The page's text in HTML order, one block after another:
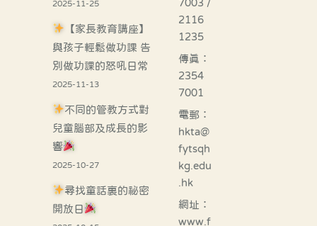
2025-11-25
【家長教育講座】
與孩子輕鬆做功課 告
別做功課的怒吼日常
2025-11-13
不同的管教方式對
兒童腦部及成長的影
響
2025-10-27
尋找童話裏的祕密
開放日
7003 /
2116
1235
傳真：
2354
7001
電郵：
hkta@
fytsqh
kg.edu
.hk
網址：
www.f